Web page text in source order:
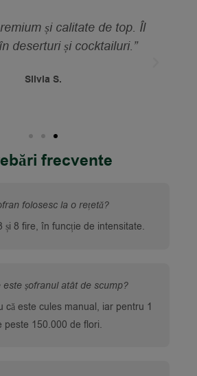
și calitate de top. Îl
deserturi și cocktailuri.”
Silvia S.
frecvente
folosesc la o rețetă?
și 8 fire, în funcție de intensitate.
este șofranul atât de scump?
că este cules manual, iar pentru 1
peste 150.000 de flori.